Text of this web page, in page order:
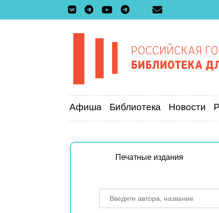
Афиша Библиотека Новости
Печатные издания